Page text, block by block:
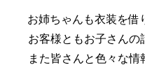
お姉ちゃんも衣装を借
お客様ともお子さん
また皆さんと色々な